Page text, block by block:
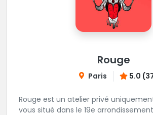
Rouge
Paris 5.0
Rouge est un atelier privé
vous situé dans le 19e arrondissement de